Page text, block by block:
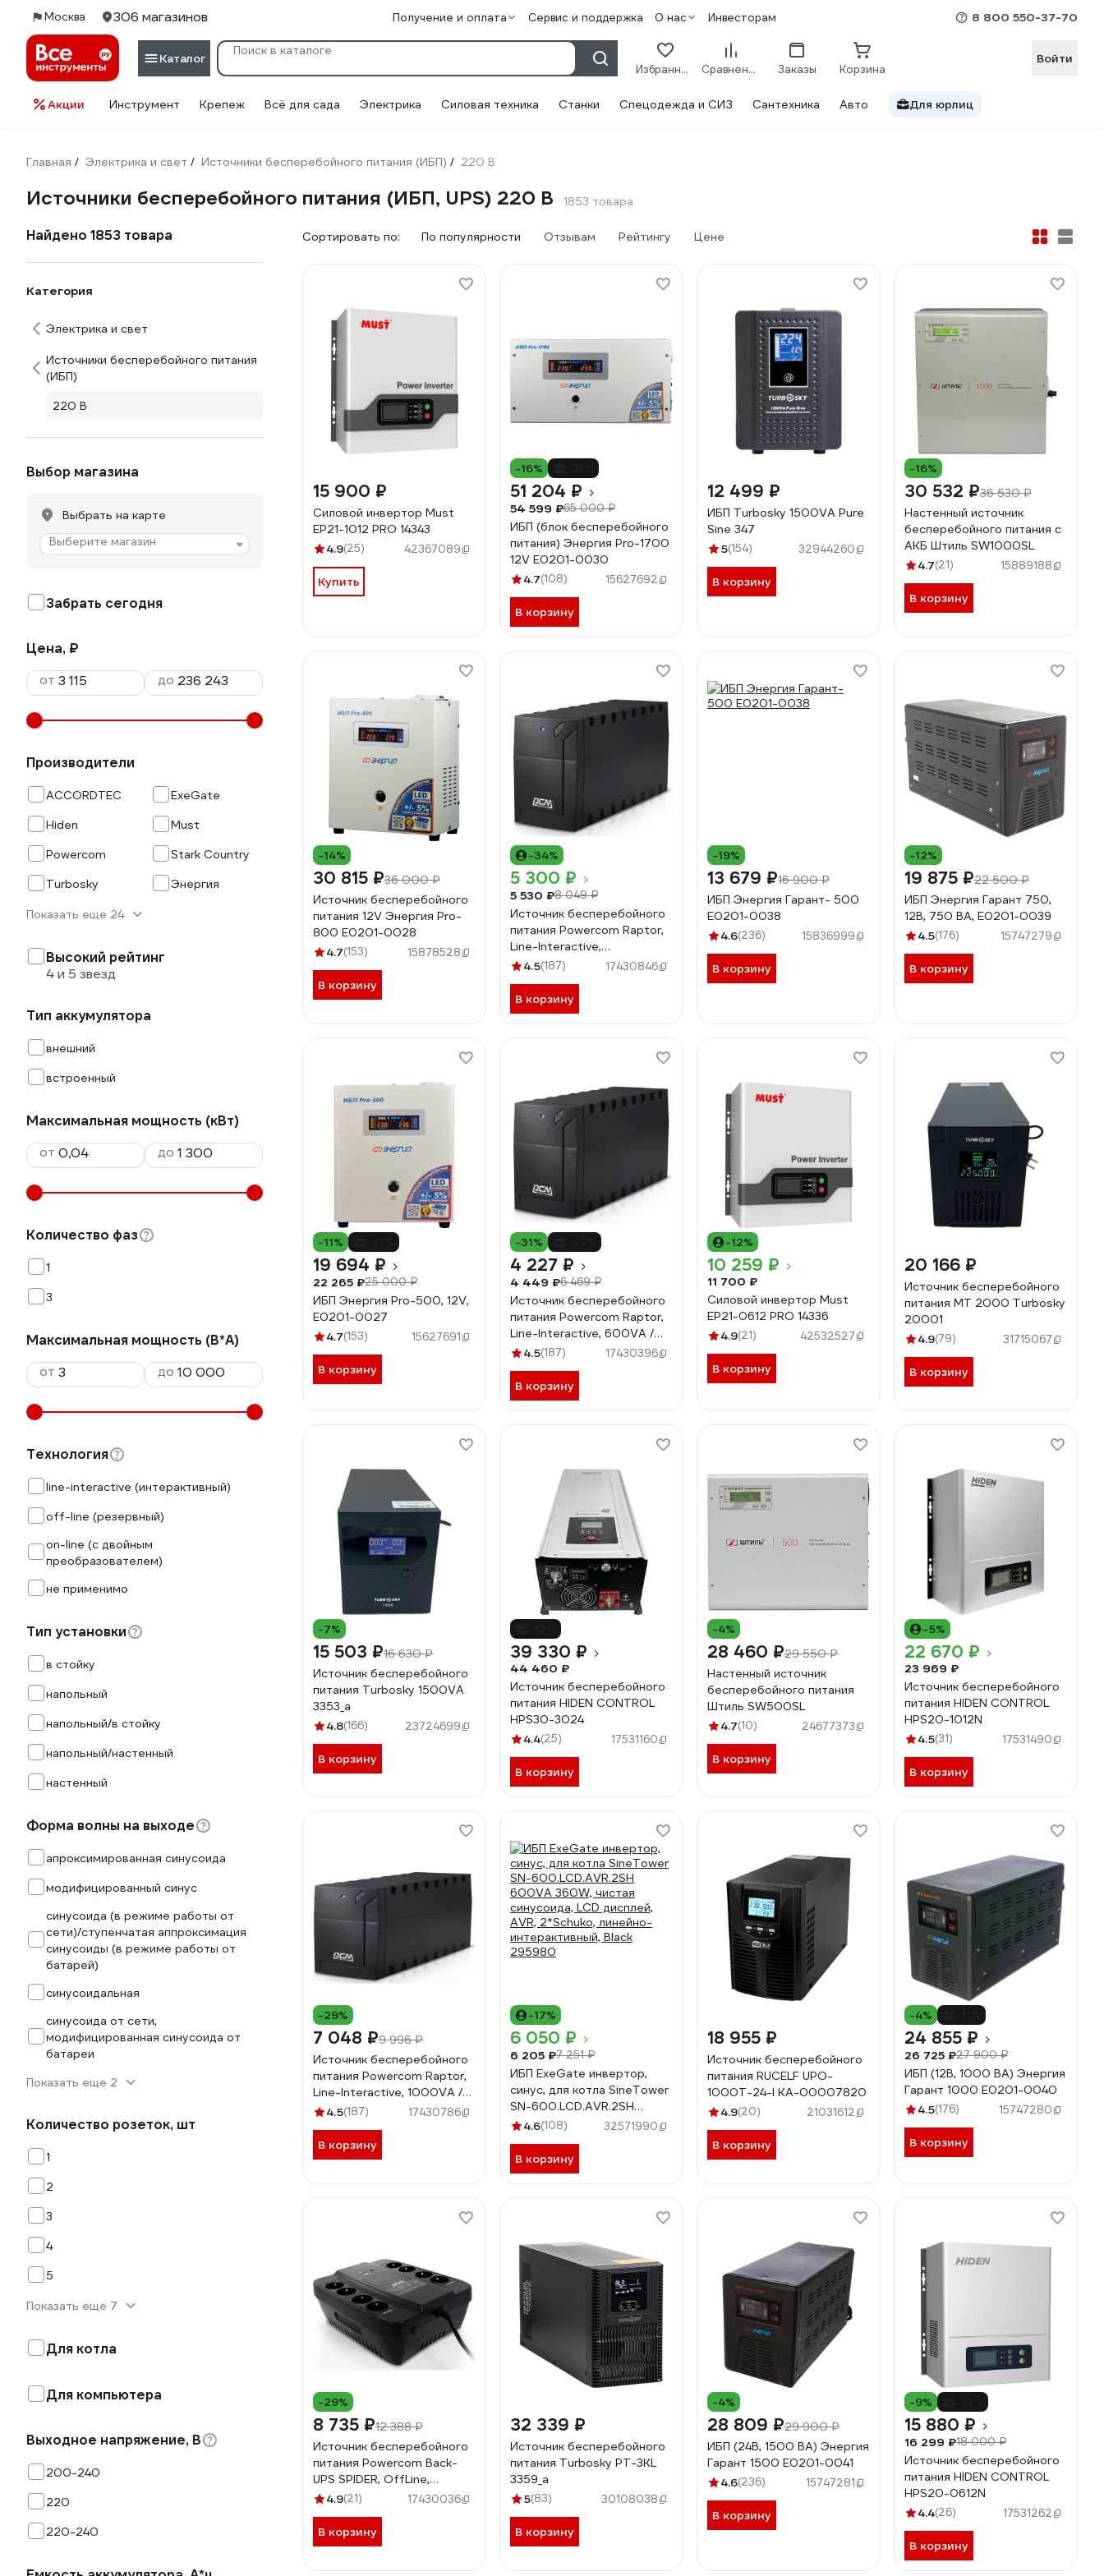
Москва 306 магазинов Получение и оплата Сервис и поддержка О нас Инвесторам 8 800 550-37-70
Каталог
Избранное Сравнение Заказы Корзина
Войти
Акции Инструмент Крепеж Всё для сада Электрика Силовая техника Станки Спецодежда и СИЗ Сантехника Авто Для юрлиц
Главная / Электрика и свет / Источники бесперебойного питания (ИБП) / 220 В
Источники бесперебойного питания (ИБП, UPS) 220 В 1853 товара
Найдено 1853 товара
Категория
Электрика и свет
Источники бесперебойного питания
(ИБП)
220 В
Выбор магазина
Выбрать на карте
Выберите магазин
Забрать сегодня
Цена, ₽
от
до
Производители
ACCORDTEC
ExeGate
Hiden
Must
Powercom
Stark Country
Turbosky
Энергия
Показать еще 24
Высокий рейтинг
4 и 5 звезд
Тип аккумулятора
внешний
встроенный
Максимальная мощность (кВт)
от
до
Количество фаз
1
3
Максимальная мощность (В*А)
от
до
Технология
line-interactive (интерактивный)
off-line (резервный)
on-line (с двойным
преобразователем)
не применимо
Тип установки
в стойку
напольный
напольный/в стойку
напольный/настенный
настенный
Форма волны на выходе
апроксимированная синусоида
модифицированный синус
синусоида (в режиме работы от
сети)/ступенчатая аппроксимация
синусоиды (в режиме работы от
батарей)
синусоидальная
синусоида от сети,
модифицированная синусоида от
батареи
Показать еще 2
Количество розеток, шт
1
2
3
4
5
Показать еще 7
Для котла
Для компьютера
Выходное напряжение, В
200-240
220
220-240
Сортировать по: По популярности Отзывам Рейтингу Цене
15 900 ₽
Силовой инвертор Must
EP21-1012 PRO 14343
4.9(25) 42367089
Купить
-16%
51 204 ₽
54 599 ₽65 000 ₽
ИБП (блок бесперебойного
питания) Энергия Pro-1700
12V Е0201-0030
4.7(108) 15627692
В корзину
12 499 ₽
ИБП Turbosky 1500VA Pure
Sine 347
5(154) 32944260
В корзину
-16%
30 532 ₽36 530 ₽
Настенный источник
бесперебойного питания с
АКБ Штиль SW1000SL
4.7(21) 15889188
В корзину
-14%
30 815 ₽36 000 ₽
Источник бесперебойного
питания 12V Энергия Pro-
800 Е0201-0028
4.7(153) 15878528
В корзину
-34%
5 300 ₽
5 530 ₽8 049 ₽
Источник бесперебойного
питания Powercom Raptor,
Line-Interactive,
800VA/480W, Tower,
4.5(187) 17430846
В корзину
-19%
13 679 ₽16 900 ₽
ИБП Энергия Гарант- 500
Е0201-0038
4.6(236) 15836999
В корзину
-12%
19 875 ₽22 500 ₽
ИБП Энергия Гарант 750,
12В, 750 ВА, Е0201-0039
4.5(176) 15747279
В корзину
-11%
19 694 ₽
22 265 ₽25 000 ₽
ИБП Энергия Pro-500, 12V,
Е0201-0027
4.7(153) 15627691
В корзину
-31%
4 227 ₽
4 449 ₽6 469 ₽
Источник бесперебойного
питания Powercom Raptor,
Line-Interactive, 600VA /
360W, Tower, Schuko RPT-
4.5(187) 17430396
В корзину
-12%
10 259 ₽
11 700 ₽
Силовой инвертор Must
EP21-0612 PRO 14336
4.9(21) 42532527
В корзину
20 166 ₽
Источник бесперебойного
питания MT 2000 Turbosky
20001
4.9(79) 31715067
В корзину
-7%
15 503 ₽16 630 ₽
Источник бесперебойного
питания Turbosky 1500VA
3353_a
4.8(166) 23724699
В корзину
39 330 ₽
44 460 ₽
Источник бесперебойного
питания HIDEN CONTROL
HPS30-3024
4.4(25) 17531160
В корзину
-4%
28 460 ₽29 550 ₽
Настенный источник
бесперебойного питания
Штиль SW500SL
4.7(10) 24677373
В корзину
-5%
22 670 ₽
23 969 ₽
Источник бесперебойного
питания HIDEN CONTROL
HPS20-1012N
4.5(31) 17531490
В корзину
-29%
7 048 ₽9 996 ₽
Источник бесперебойного
питания Powercom Raptor,
Line-Interactive, 1000VA /
600W, Tower, IEC RPT-
4.5(187) 17430786
В корзину
-17%
6 050 ₽
6 205 ₽7 251 ₽
ИБП ExeGate инвертор,
синус, для котла SineTower
SN-600.LCD.AVR.2SH
600VA 360W, чистая
AVR, 2*Schuko, линейно-
интерактивный, Black
295980
4.6(108) 32571990
В корзину
18 955 ₽
Источник бесперебойного
питания RUCELF UPO-
1000T-24-I КА-00007820
4.9(20) 21031612
В корзину
-4%
24 855 ₽
26 725 ₽27 900 ₽
ИБП (12В, 1000 ВА) Энергия
Гарант 1000 Е0201-0040
4.5(176) 15747280
В корзину
-29%
8 735 ₽12 388 ₽
Источник бесперебойного
питания Powercom Back-
UPS SPIDER, OffLine,
1000VA / 550W, Tower,
4.9(21) 17430036
В корзину
32 339 ₽
Источник бесперебойного
питания Turbosky PT-3KL
3359_a
5(83) 30108038
В корзину
-4%
28 809 ₽29 900 ₽
ИБП (24В, 1500 ВА) Энергия
Гарант 1500 Е0201-0041
4.6(236) 15747281
В корзину
-9%
15 880 ₽
16 299 ₽18 000 ₽
Источник бесперебойного
питания HIDEN CONTROL
HPS20-0612N
4.4(26) 17531262
В корзину